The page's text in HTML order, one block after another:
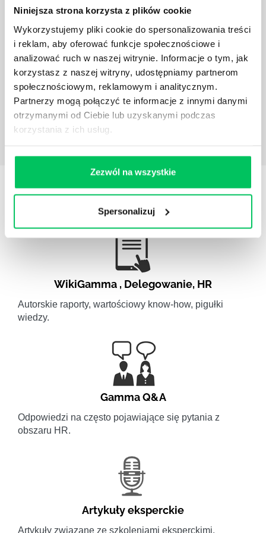
Niniejsza strona korzysta z plików cookie
Wykorzystujemy pliki cookie do spersonalizowania treści
i reklam, aby oferować funkcje społecznościowe i
analizować ruch w naszej witrynie. Informacje o tym, jak
korzystasz z naszej witryny, udostępniamy partnerom
społecznościowym, reklamowym i analitycznym.
Partnerzy mogą połączyć te informacje z innymi danymi
otrzymanymi od Ciebie lub uzyskanymi podczas
korzystania z ich usług.
Zezwól na wszystkie
Spersonalizuj
ROZMOWA MOTYWACYJNA Z PRACOWNIKIEM
Rozmowa motywacyjna ma na celu dotarcie do serca
i emocji rozmówcy, dzięki czemu pobudzamy w nim
głęboką potrzebę działania i stan emocjonalny
pozwalający na zdecydowane i śmiałe akcje.
STREFY WIEDZY
WikiGamma , Delegowanie, HR
Autorskie raporty, wartościowy know-how, pigułki
wiedzy.
Gamma Q&A
Odpowiedzi na często pojawiające się pytania z
obszaru HR.
Artykuły eksperckie
Artykuły związane ze szkoleniami eksperckimi.